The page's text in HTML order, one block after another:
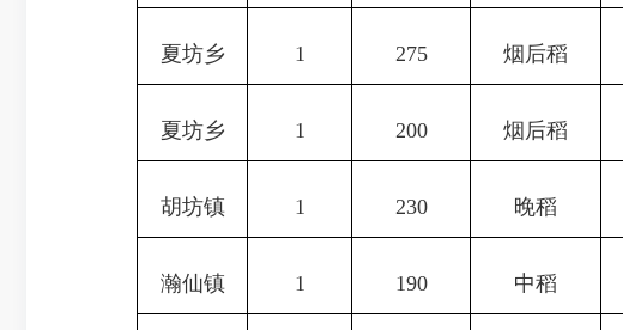
夏坊乡 1 275 烟后稻
夏坊乡 1 200 烟后稻
胡坊镇 1 230 晚稻
瀚仙镇 1 190 中稻